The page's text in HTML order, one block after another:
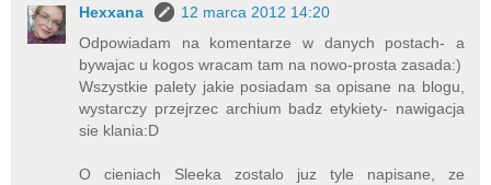
Hexxana
12 marca 2012 14:20
Odpowiadam na komentarze w danych postach- a
bywajac u kogos wracam tam na nowo-prosta zasada:)
Wszystkie palety jakie posiadam sa opisane na blogu,
wystarczy przejrzec archium badz etykiety- nawigacja
sie klania:D
O cieniach Sleeka zostalo juz tyle napisane, ze